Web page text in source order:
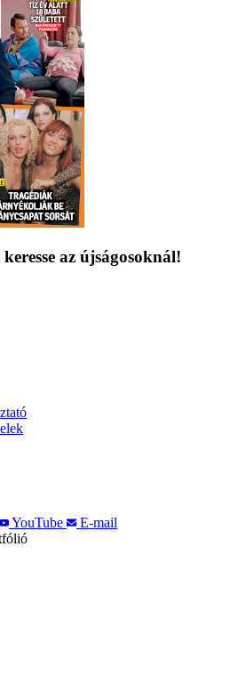
az újságosoknál!
YouTube
E-mail